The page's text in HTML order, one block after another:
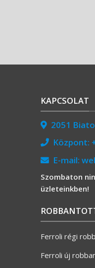
KAPCSOLAT
2051
Központ:
E-mail:
Szombaton
üzleteinkben!
Ferroli régi
Ferroli új